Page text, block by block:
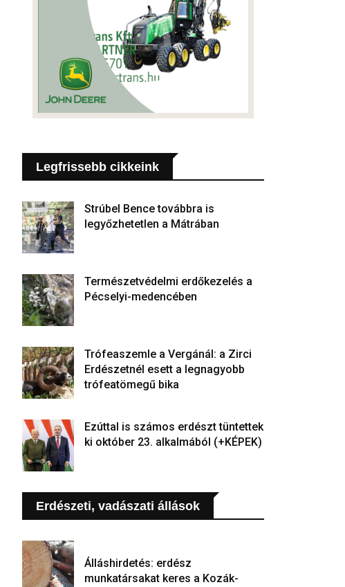
Legfrissebb cikkeink
Strúbel Bence továbbra is
legyőzhetetlen a Mátrában
Természetvédelmi erdőkezelés a
Pécselyi-medencében
Trófeaszemle a Vergánál: a Zirci
Erdészetnél esett a legnagyobb
trófeatömegű bika
Ezúttal is számos erdészt tüntettek
ki október 23. alkalmából (+KÉPEK)
Erdészeti, vadászati állások
Álláshirdetés: erdész
munkatársakat keres a Kozák-